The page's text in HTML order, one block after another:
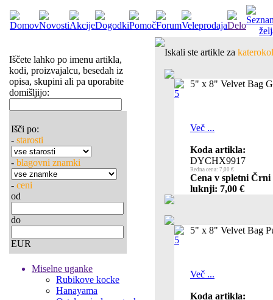
Iščete lahko po imenu artikla,
kodi, proizvajalcu, besedah iz
opisa, skupini ali pa uporabite
domišljijo:
Išči po:
- starosti
- blagovni znamki
- ceni
od
do
EUR
Miselne uganke
Rubikove kocke
Hanayama
Iskali ste artikle za
5" x 8" Velvet Bag
Več ...
Koda artikla:
DYCHX9917
Redna cena: 7,00 €
Cena v spletni Črni
luknji: 7,00 €
5" x 8" Velvet Bag
Več ...
Koda artikla: